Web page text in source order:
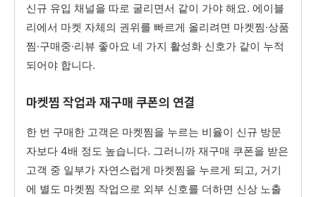
신규 유입 채널을 따로 굴리면서 같이 가야 해요. 에이블
리에서 마켓 자체의 권위를 빠르게 올리려면 마켓찜·상품
찜·구매중·리뷰 좋아요 네 가지 활성화 신호가 같이 누적
되어야 합니다.
마켓찜 작업과 재구매 쿠폰의 연결
한 번 구매한 고객은 마켓찜을 누르는 비율이 신규 방문
자보다 4배 정도 높습니다. 그러니까 재구매 쿠폰을 받은
고객 중 일부가 자연스럽게 마켓찜을 누르게 되고, 거기
에 별도 마켓찜 작업으로 외부 신호를 더하면 신상 노출